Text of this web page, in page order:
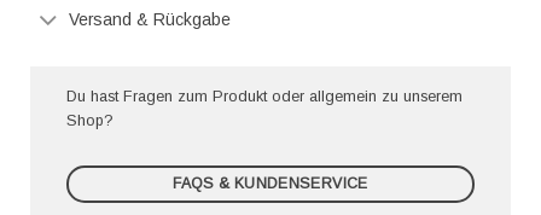
Versand & Rückgabe
Du hast Fragen zum Produkt oder allgemein zu unserem
Shop?
FAQS & KUNDENSERVICE